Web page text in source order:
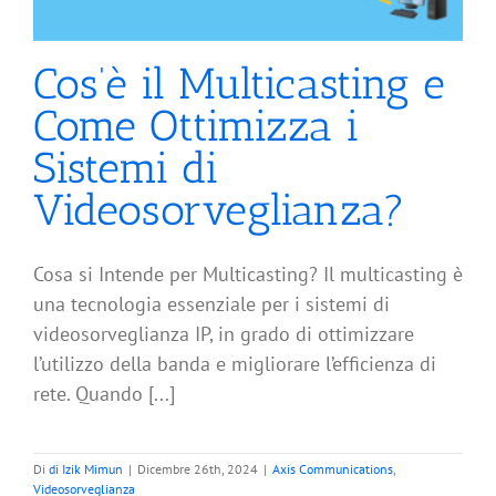
Cos’è il Multicasting e
Come Ottimizza i
Sistemi di
Videosorveglianza?
Cosa si Intende per Multicasting? Il multicasting è
una tecnologia essenziale per i sistemi di
videosorveglianza IP, in grado di ottimizzare
l’utilizzo della banda e migliorare l’efficienza di
rete. Quando [...]
Di di Izik Mimun | Dicembre 26th, 2024 | Axis Communications
Videosorveglianza